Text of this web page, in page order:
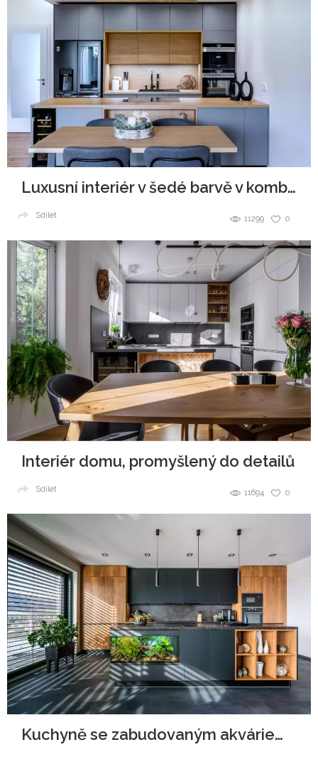
Luxusní interiér v šedé barvě v kombinaci se dřevem
0
11299
Sdílet
Interiér domu, promyšlený do detailů
0
11694
Sdílet
Kuchyně se zabudovaným akváriem v ostrůvku